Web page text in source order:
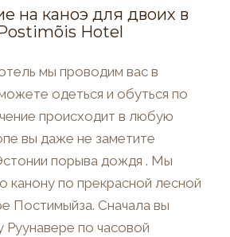
на каноэ для двоих в
Hotel
мы проводим вас в
одеться и обуться по
происходит в любую
вы даже не заметите
порыва дождя . Мы
канону по прекрасной лесной
Постимыйза. Сначала вы
Руунавере по часовой